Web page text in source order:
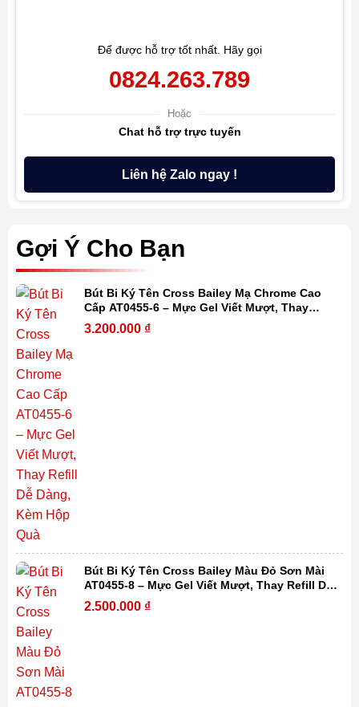
Để được hỗ trợ tốt nhất. Hãy gọi
0824.263.789
Hoặc
Chat hỗ trợ trực tuyến
Liên hệ Zalo ngay !
Gợi Ý Cho Bạn
Bút Bi Ký Tên Cross Bailey Mạ Chrome Cao
Cấp AT0455-6 – Mực Gel Viết Mượt, Thay
Refill Dễ Dàng, Kèm Hộp Quà
3.200.000 ₫
Bút Bi Ký Tên Cross Bailey Màu Đỏ Sơn Mài
AT0455-8 – Mực Gel Viết Mượt, Thay Refill Dễ
Dàng, Kèm Hộp Quà
2.500.000 ₫